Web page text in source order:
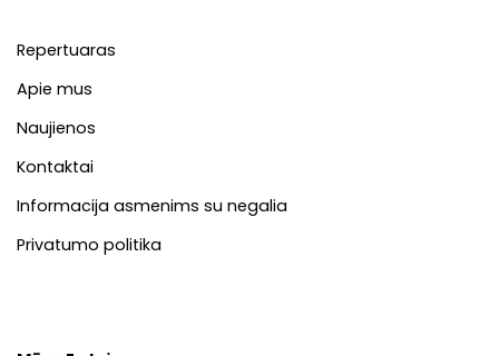
Repertuaras
Apie mus
Naujienos
Kontaktai
Informacija asmenims su negalia
Privatumo politika